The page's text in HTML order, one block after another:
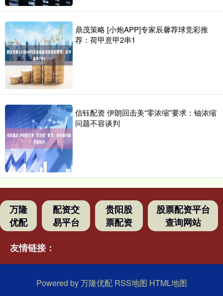
鼎茂策略 [小炮APP]专家辰馨荐球竞彩推
荐：荷甲意甲2串1
信钰配资 伊朗回击美“零浓缩”要求：铀浓缩
问题不容谈判
万隆
优配
配资交
易平台
贵阳股
票配资
股票配资平台
查询网站
友情链接：
Powered by万隆优配 RSS地图 HTML地图